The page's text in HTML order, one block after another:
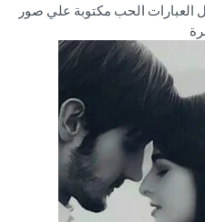
الرومانسيه 2018 اجمل العبارات الحب مكتوبة علي صور